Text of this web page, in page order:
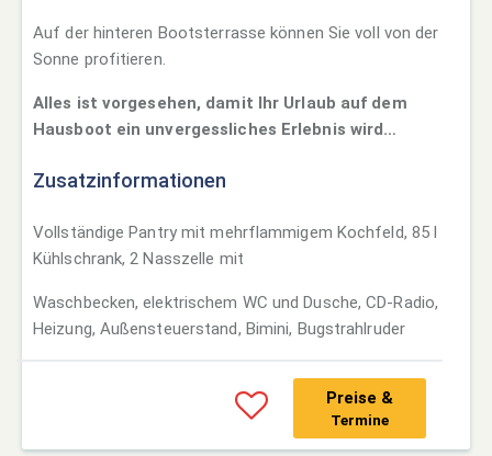
Auf der hinteren Bootsterrasse können Sie voll von der
Sonne profitieren.
Alles ist vorgesehen, damit Ihr Urlaub auf dem
Hausboot ein unvergessliches Erlebnis wird…
Zusatzinformationen
Vollständige Pantry mit mehrflammigem Kochfeld, 85 l
Kühlschrank, 2 Nasszelle mit
Waschbecken, elektrischem WC und Dusche, CD-Radio,
Heizung, Außensteuerstand, Bimini, Bugstrahlruder
Preise &
Termine